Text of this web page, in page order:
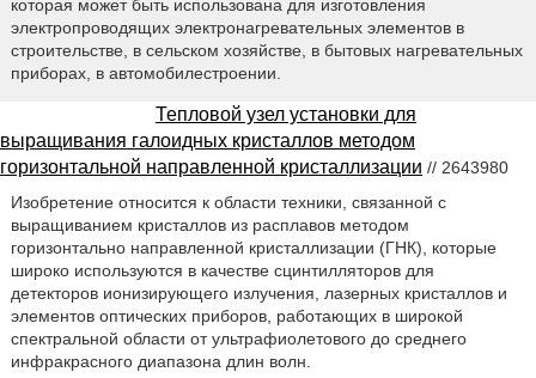
которая может быть использована для изготовления
электропроводящих электронагревательных элементов в
строительстве, в сельском хозяйстве, в бытовых нагревательных
приборах, в автомобилестроении.
Тепловой узел установки для
выращивания галоидных кристаллов методом
горизонтальной направленной кристаллизации // 2643980
Изобретение относится к области техники, связанной с
выращиванием кристаллов из расплавов методом
горизонтально направленной кристаллизации (ГНК), которые
широко используются в качестве сцинтилляторов для
детекторов ионизирующего излучения, лазерных кристаллов и
элементов оптических приборов, работающих в широкой
спектральной области от ультрафиолетового до среднего
инфракрасного диапазона длин волн.